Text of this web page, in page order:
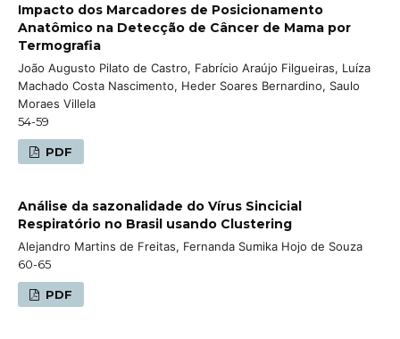
Impacto dos Marcadores de Posicionamento
Anatômico na Detecção de Câncer de Mama por
Termografia
João Augusto Pilato de Castro, Fabrício Araújo Filgueiras, Luíza
Machado Costa Nascimento, Heder Soares Bernardino, Saulo
Moraes Villela
54-59
PDF
Análise da sazonalidade do Vírus Sincicial
Respiratório no Brasil usando Clustering
Alejandro Martins de Freitas, Fernanda Sumika Hojo de Souza
60-65
PDF